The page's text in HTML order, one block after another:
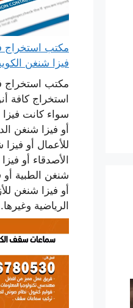
فيزا شنغن
مكتب استخراج
استخراج كافة
سواء كانت فيزا
أو فيزا شنغن
للأعمال أو فيزا
الأصدقاء أو
شنغن الطبية أو
أو فيزا شنغن
الرياضية